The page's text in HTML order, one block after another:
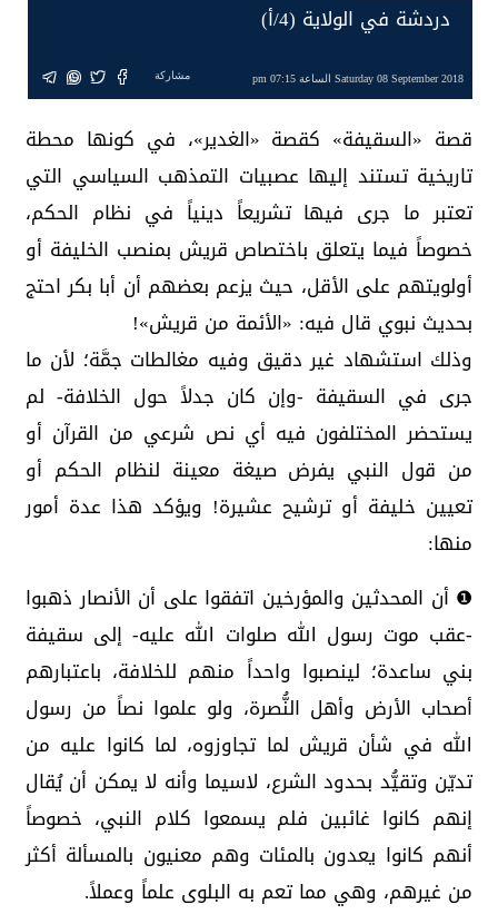
دردشة في الولاية (4/أ)
Saturday 08 September 2018 الساعة 07:15 pm مشاركة
قصة «السقيفة» كقصة «الغدير»، في كونها محطة
تاريخية تستند إليها عصبيات التمذهب السياسي التي
تعتبر ما جرى فيها تشريعاً دينياً في نظام الحكم،
خصوصاً فيما يتعلق باختصاص قريش بمنصب الخليفة أو
أولويتهم على الأقل، حيث يزعم بعضهم أن أبا بكر احتج
بحديث نبوي قال فيه: «الأئمة من قريش»!
وذلك استشهاد غير دقيق وفيه مغالطات جمَّة؛ لأن ما
جرى في السقيفة -وإن كان جدلاً حول الخلافة- لم
يستحضر المختلفون فيه أي نص شرعي من القرآن أو
من قول النبي يفرض صيغة معينة لنظام الحكم أو
تعيين خليفة أو ترشيح عشيرة! ويؤكد هذا عدة أمور
منها:
❶ أن المحدثين والمؤرخين اتفقوا على أن الأنصار ذهبوا
-عقب موت رسول الله صلوات الله عليه- إلى سقيفة
بني ساعدة؛ لينصبوا واحداً منهم للخلافة، باعتبارهم
أصحاب الأرض وأهل النُّصرة، ولو علموا نصاً من رسول
الله في شأن قريش لما تجاوزوه، لما كانوا عليه من
تديّن وتقيُّد بحدود الشرع، لاسيما وأنه لا يمكن أن يُقال
إنهم كانوا غائبين فلم يسمعوا كلام النبي، خصوصاً
أنهم كانوا يعدون بالمئات وهم معنيون بالمسألة أكثر
من غيرهم، وهي مما تعم به البلوى علماً وعملاً.